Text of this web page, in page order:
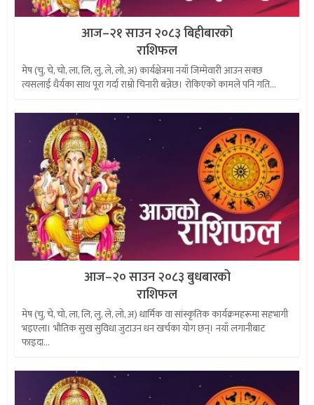
आज–२१ साउन २०८३ बिहीबारको
राशिफल
मेष (चु, चे, चो, ला, लि, लु, ले, लो, अ) कार्यक्षेत्रमा नयाँ जिम्मेवारी आउन सक्छ
त्यसलाई धैर्यका साथ पूरा गर्दा राम्रो चिनारी बन्नेछ। रोकिएको कामले पनि गति...
आज–२० साउन २०८३ बुधबारको
राशिफल
मेष (चु, चे, चो, ला, लि, लु, ले, लो, अ) धार्मिक वा सांस्कृतिक कार्यक्रमहरूमा सहभागी
भइएला। भौतिक सुख सुविधा जुटाउन धन खर्चका योग छन्। नयाँ लगानीबाट
फाइदा...